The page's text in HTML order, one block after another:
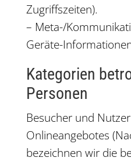
Zugriffszeiten).
– Meta-/
Geräte-
Kategorien
Personen
Besucher und
Onlineangebotes
bezeichnen wir die